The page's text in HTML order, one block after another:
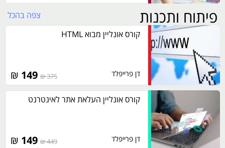
פיתוח ותכנות
צפה בהכל
קורס אונליין מבוא HTML
דן פרייפלד 375 ₪
₪
קורס אונליין העלאת אתר לאינטרנט
דן פרייפלד 449 ₪
₪